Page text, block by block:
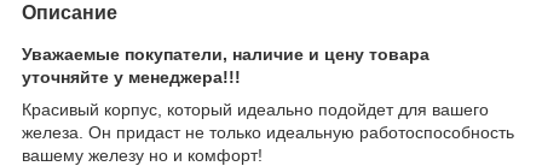
Описание
Уважаемые покупатели, наличие и цену товара
уточняйте у менеджера!!!
Красивый корпус, который идеально подойдет для вашего
железа. Он придаст не только идеальную работоспособность
вашему железу но и комфорт!